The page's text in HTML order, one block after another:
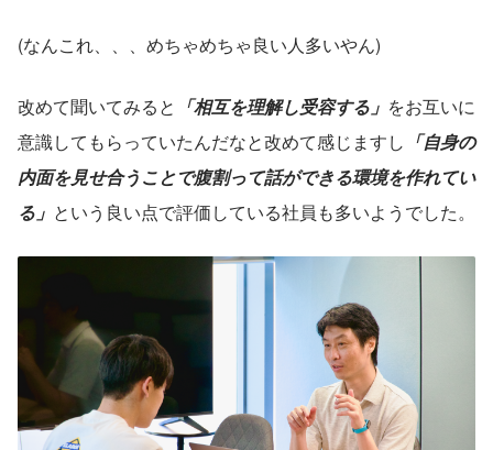
(なんこれ、、、めちゃめちゃ良い人多いやん)
改めて聞いてみると 「相互を理解し受容する」 をお互いに
意識してもらっていたんだなと改めて感じますし 「自身の
内面を見せ合うことで腹割って話ができる環境を作れてい
る」 という良い点で評価している社員も多いようでした。